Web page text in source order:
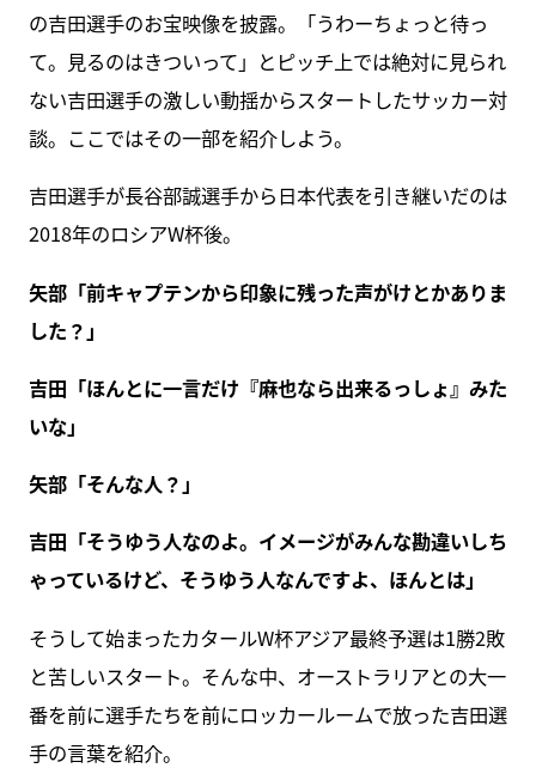
の吉田選手のお宝映像を披露。「うわーちょっと待っ
て。見るのはきついって」とピッチ上では絶対に見られ
ない吉田選手の激しい動揺からスタートしたサッカー対
談。ここではその一部を紹介しよう。
吉田選手が長谷部誠選手から日本代表を引き継いだのは
2018年のロシアW杯後。
矢部「前キャプテンから印象に残った声がけとかありま
した？」
吉田「ほんとに一言だけ『麻也なら出来るっしょ』みた
いな」
矢部「そんな人？」
吉田「そうゆう人なのよ。イメージがみんな勘違いしち
ゃっているけど、そうゆう人なんですよ、ほんとは」
そうして始まったカタールW杯アジア最終予選は1勝2敗
と苦しいスタート。そんな中、オーストラリアとの大一
番を前に選手たちを前にロッカールームで放った吉田選
手の言葉を紹介。